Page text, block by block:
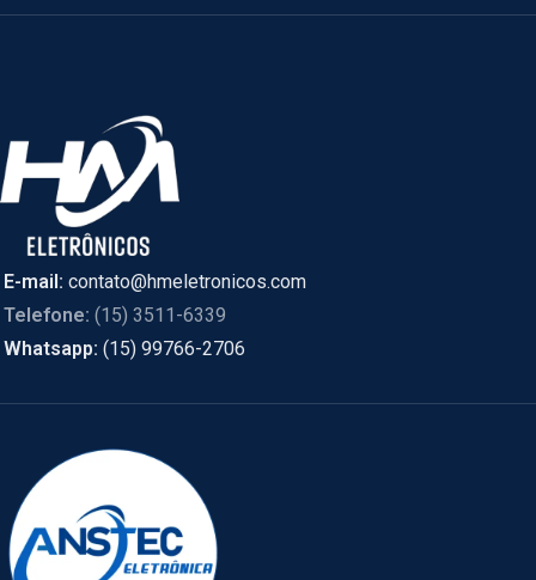
E-mail: contato@hmeletronicos.com
Telefone: (15) 3511-6339
Whatsapp: (15) 99766-2706